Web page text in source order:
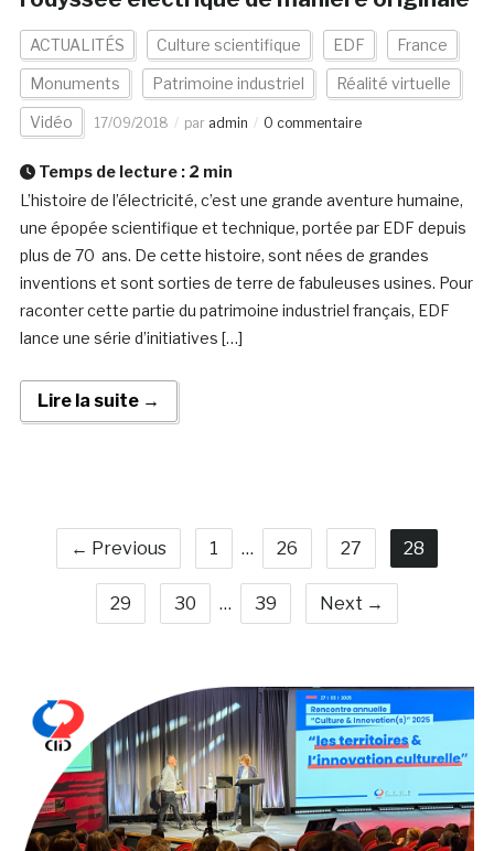
ACTUALITÉS Culture scientifique EDF France
Monuments Patrimoine industriel Réalité virtuelle
Vidéo 17/09/2018 par admin 0 commentaire
Temps de lecture : 2 min
L’histoire de l’électricité, c’est une grande aventure humaine,
une épopée scientifique et technique, portée par EDF depuis
plus de 70 ans. De cette histoire, sont nées de grandes
inventions et sont sorties de terre de fabuleuses usines. Pour
raconter cette partie du patrimoine industriel français, EDF
lance une série d’initiatives […]
Lire la suite →
← Previous 1 … 26 27 28
29 30 … 39 Next →